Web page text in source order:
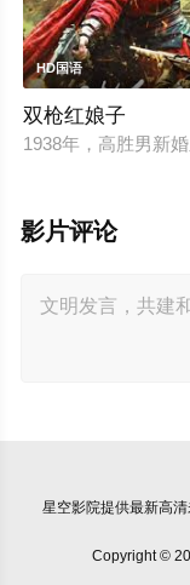
HD国语
双枪红娘子
1938年，高胜男新
影片评论
星空影院提供最新高
Copyright ©